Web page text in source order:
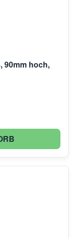
90mm hoch,